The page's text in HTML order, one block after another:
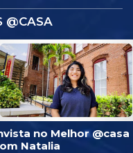
@CASA
no Melhor @casa
Natalia